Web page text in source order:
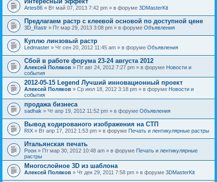
Artes86 » Вт май 07, 2013 7:42 pm » в форуме 3DMasterKit
Предлагаем растр с клеевой основой по доступной цене
3D_Rastr » Пт мар 29, 2013 3:08 pm » в форуме Объявления
Куплю линзовый растр
Ledmaster » Чт сен 20, 2012 11:45 am » в форуме Объявления
Сбой в работе форума 23-24 августа 2012
Алексей Поляков » Пт авг 24, 2012 7:27 pm » в форуме Новости и
события
2012-05-15 Legend Лучший инновационный проект
Алексей Поляков » Ср июл 18, 2012 3:18 pm » в форуме Новости и
события
продажа бизнеса
sadhak » Чт апр 19, 2012 11:52 pm » в форуме Объявления
Вывод кодированого изображения на СТП
RIX » Вт апр 17, 2012 1:53 pm » в форуме Печать и лентикулярные растры
Итальянская печать
Pоон » Пт мар 30, 2012 10:48 am » в форуме Печать и лентикулярные
растры
Многослойное 3D из шаблона
Алексей Поляков » Чт дек 29, 2011 7:58 pm » в форуме 3DMasterKit